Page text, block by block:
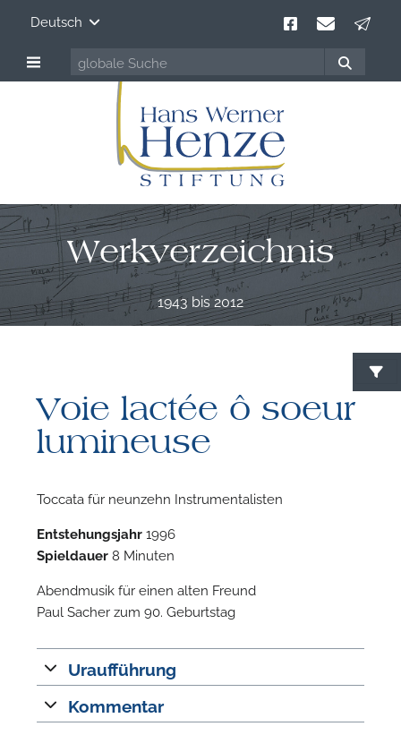
Deutsch
Werkverzeichnis
1943 bis 2012
Voie lactée ô soeur
lumineuse
Toccata für neunzehn Instrumentalisten
Entstehungsjahr 1996
Spieldauer 8 Minuten
Abendmusik für einen alten Freund
Paul Sacher zum 90. Geburtstag
Uraufführung
Kommentar